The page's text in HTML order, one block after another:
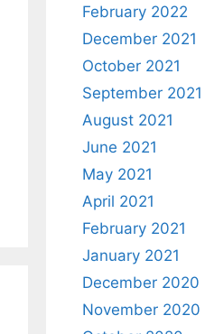
February 2022
December 2021
October 2021
September 2021
August 2021
June 2021
May 2021
April 2021
February 2021
January 2021
December 2020
November 2020